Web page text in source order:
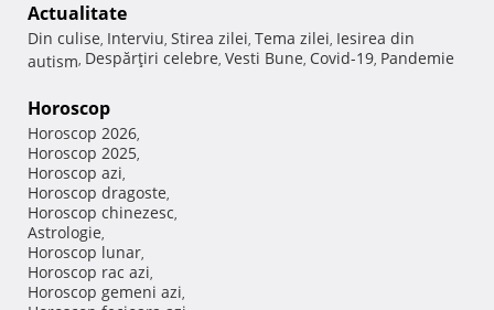
Actualitate
Din culise, Interviu, Stirea zilei, Tema zilei, Iesirea din
autism, Despărţiri celebre, Vesti Bune, Covid-19, Pandemie
Horoscop
Horoscop 2026,
Horoscop 2025,
Horoscop azi,
Horoscop dragoste,
Horoscop chinezesc,
Astrologie,
Horoscop lunar,
Horoscop rac azi,
Horoscop gemeni azi,